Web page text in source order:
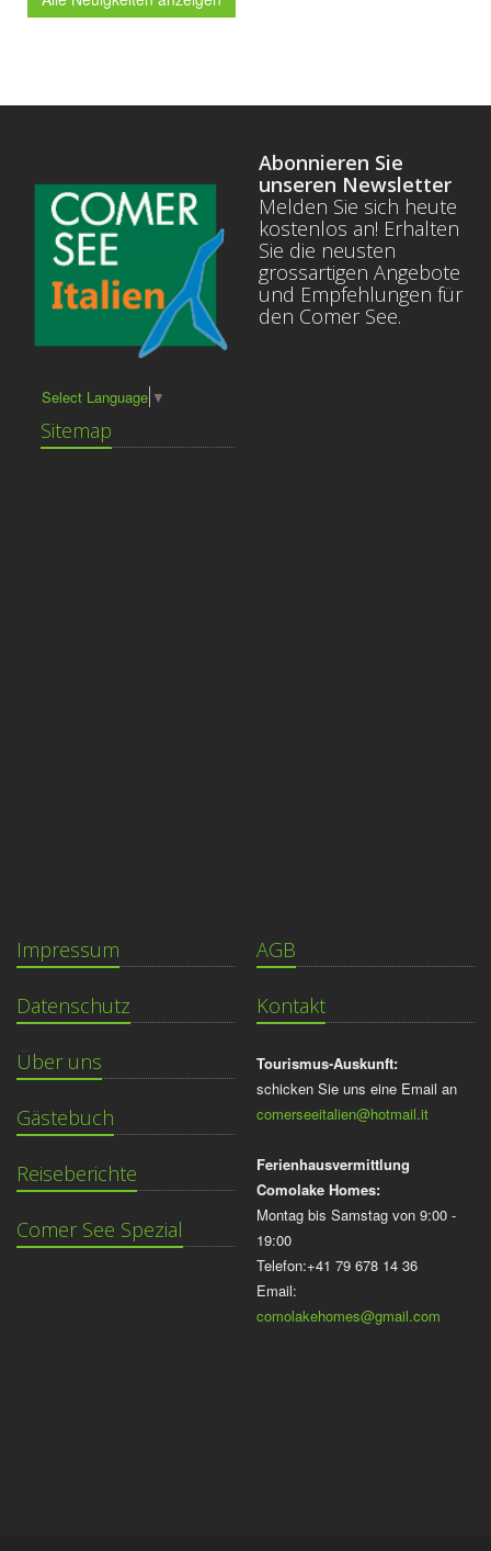
Select Language ▼
Sitemap
Abonnieren Sie
unseren Newsletter
Melden Sie sich heute
kostenlos an! Erhalten
Sie die neusten
grossartigen Angebote
und Empfehlungen für
den Comer See.
Impressum
Datenschutz
Über uns
Gästebuch
Reiseberichte
Comer See Spezial
AGB
Kontakt
Tourismus-Auskunft:
schicken Sie uns eine Email an
comerseeitalien@hotmail.it
Ferienhausvermittlung
Comolake Homes:
Montag bis Samstag von 9:00 -
19:00
Telefon:+41 79 678 14 36
Email:
comolakehomes@gmail.com